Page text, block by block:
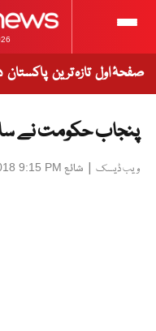
صفحۂ اول تازہ ترین پاکستان
پنجاب حکومت نے
ویب ڈیسک | شائع 9:15 PM